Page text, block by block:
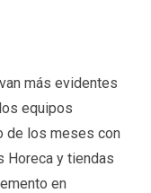
más evidentes
equipos
de los meses con
Horeca y tiendas
en